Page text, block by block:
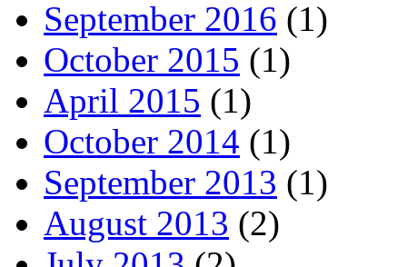
September 2016 (1)
October 2015 (1)
April 2015 (1)
October 2014 (1)
September 2013 (1)
August 2013 (2)